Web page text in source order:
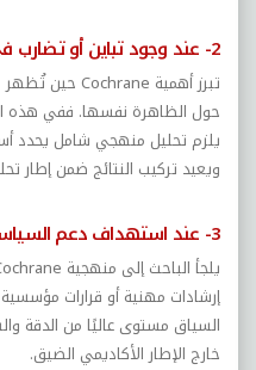
2- عند وجود تباين أو تضارب في نتائج الدراسات
تبرز أهمية Cochrane حين تُظهر
حول الظاهرة نفسها. ففي هذه
يلزم تحليل منهجي شامل يحدد
ويعيد تركيب النتائج ضمن إطار
3- عند استهداف دعم السياسات أو الإرشادات المهنية
يلجأ الباحث إلى منهجية
إرشادات مهنية أو قرارات
السياق مستوى عاليًا من الدقة
خارج الإطار الأكاديمي الضيق.